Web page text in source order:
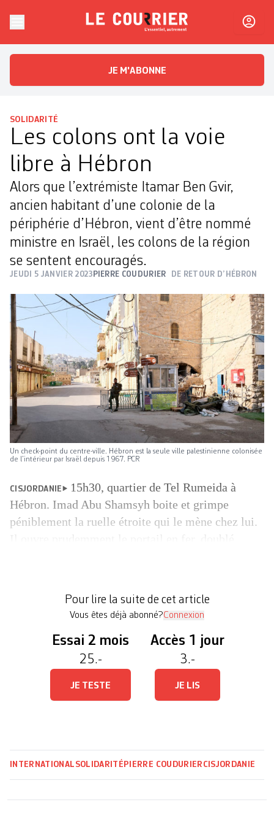
Le CourrierL'essentiel, autrement
JE M'ABONNE
SOLIDARITÉ
Les colons ont la voie
libre à Hébron
Alors que l’extrémiste Itamar Ben Gvir,
ancien habitant d’une colonie de la
périphérie d’Hébron, vient d’être nommé
ministre en Israël, les colons de la région
se sentent encouragés.
JEUDI 5 JANVIER 2023 PIERRE COUDURIER DE RETOUR D’HÉBRON
Un check-point du centre-ville. Hébron est la seule ville palestinienne colonisée
de l’intérieur par Israël depuis 1967. PCR
CISJORDANIE
15h30, quartier de Tel Rumeida à
Hébron. Imad Abu Shamsyh boite et grimpe
péniblement la ruelle étroite qui le mène chez lui.
ressemble […]
Pour lire la suite de cet article
Vous êtes déjà abonné?Connexion
Essai 2 mois
25.-
JE TESTE
Accès 1 jour
3.-
JE LIS
INTERNATIONAL SOLIDARITÉ PIERRE COUDURIER CISJORDANIE